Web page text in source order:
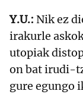
Y.U.: Nik ez
irakurle
utopiak
on bat irudi-
gure egungo